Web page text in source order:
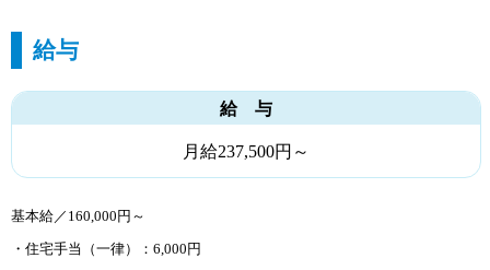
給与
給 与
月給237,500円～
基本給／160,000円～
・住宅手当（一律）：6,000円